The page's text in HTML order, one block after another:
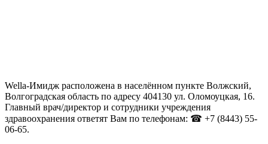
Wella-Имидж расположена в населённом пункте Волжский,
Волгоградская область по адресу 404130 ул. Оломоуцкая, 16.
Главный врач/директор и сотрудники учреждения
здравоохранения ответят Вам по телефонам: ☎ +7 (8443) 55-
06-65.